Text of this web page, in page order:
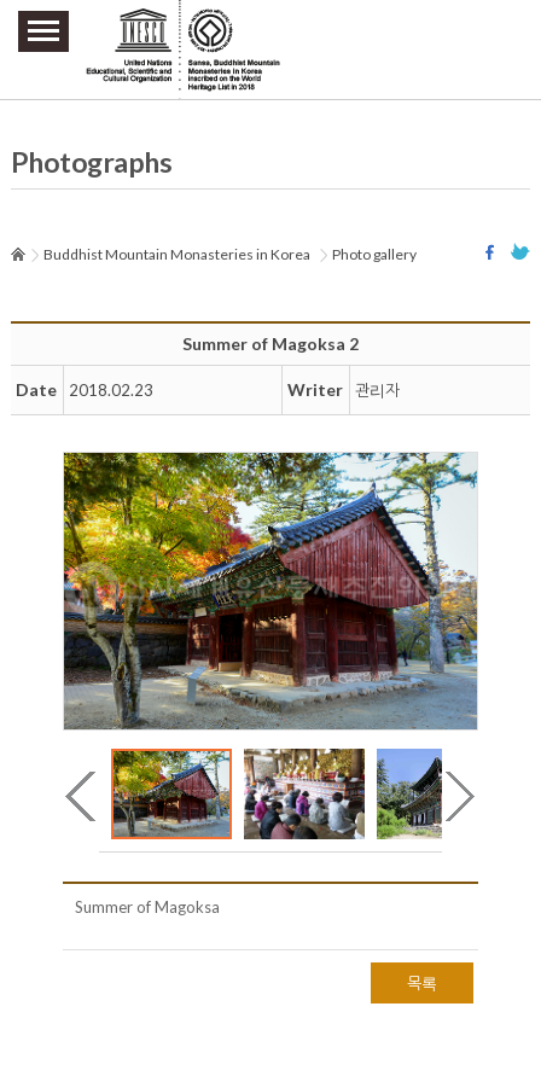
주요메뉴 바로가기
본문 바로가기
하단메뉴 바로가기
Photographs
Buddhist Mountain Monasteries in Korea Photo gallery
Summer of Magoksa 2
Date 2018.02.23 Writer 관리자
Summer of Magoksa
목록